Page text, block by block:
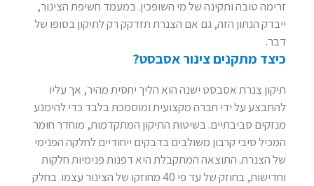
זרימה טובה ותקינה של מי השופכין. במעמד חשיפת הצינור,
ייבדק הנתון הזה, גם אם הצנרת תזדקק רק לתיקון בסופו של
דבר.
כיצד מתקנים צינור אסבסט?
תיקון צנרת אסבסט ישנה הוא הליך יחסית מהיר, אך עליו
להתבצע על ידי חברה מקצועית ומוסמכת בלבד כדי להימנע
מנזקים סביבתיים. בשיטות התיקון המתקדמות, מוחדר חומר
המכיל סיבי קרבון משולבים בדבקים ייחודיים לחלקה הפנימי
של הצנרת. התוצאה המתקבלת היא דפנות פנימיות חלקות
וחדישות, בחוזק של עד פי 40 מחוזקו של הצינור עצמו. בחלק